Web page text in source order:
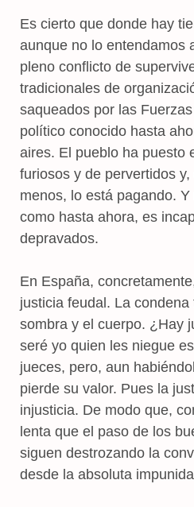
Es cierto que donde hay
aunque no lo entendamos
pleno conflicto de
tradicionales de
saqueados por las
político conocido hasta
aires. El pueblo ha puesto
furiosos y de pervertidos
menos, lo está pagando.
como hasta ahora, es
depravados.
En España,
justicia feudal. La
sombra y el cuerpo. ¿Hay
seré yo quien les niegue
jueces, pero, aun
pierde su valor. Pues la
injusticia. De modo que,
lenta que el paso de los
siguen destrozando la
desde la absoluta